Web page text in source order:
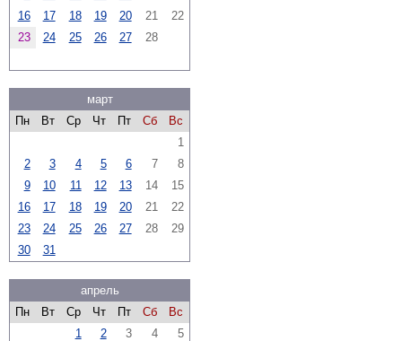
16
17 18 19 20 21
22
23
24 25 26 27 28
март
Пн
Вт Ср Чт Пт Сб
Вс
1
2
3 4 5 6 7
8
9
10 11 12 13 14
15
16
17 18 19 20 21
22
23
24 25 26 27 28
29
30
31
апрель
Пн
Вт Ср Чт Пт Сб
Вс
1
2 3 4
5